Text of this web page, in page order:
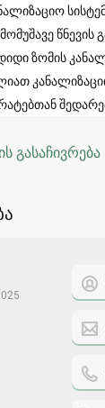
წნევის
ზომის
გასაჩივრება